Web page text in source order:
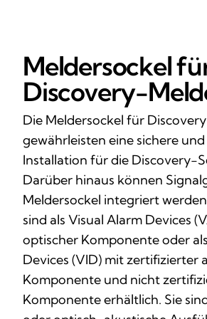
Meldersockel
Discovery-
Die Meldersockel für
gewährleisten eine sichere
Installation für die Discovery-
Darüber hinaus können
Meldersockel integriert
sind als Visual Alarm Devices
optischer Komponente oder
Devices (VID) mit zertifizierter
Komponente und nicht
Komponente erhältlich. Sie